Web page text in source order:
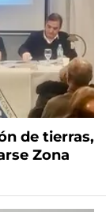
de tierras,
Zona